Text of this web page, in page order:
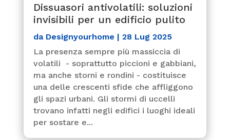
Dissuasori antivolatili: soluzioni
invisibili per un edificio pulito
da Designyourhome | 28 Lug 2025
La presenza sempre più massiccia di
volatili - soprattutto piccioni e gabbiani,
ma anche storni e rondini - costituisce
una delle crescenti sfide che affliggono
gli spazi urbani. Gli stormi di uccelli
trovano infatti negli edifici i luoghi ideali
per sostare e...